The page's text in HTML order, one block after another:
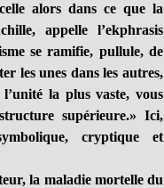
alors dans ce que la
appelle l’ekphrasis
se ramifie, pullule, de
les unes dans les autres,
la plus vaste, vous
supérieure.» Ici,
cryptique et
la maladie mortelle du